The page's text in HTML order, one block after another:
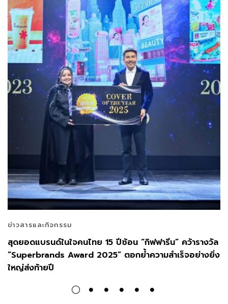
ข่าวสารและกิจกรรม
สุดยอดแบรนด์ในใจคนไทย 15 ปีซ้อน “กิฟฟารีน” คว้ารางวัล
“Superbrands Award 2025” ตอกย้ำความสำเร็จอย่างยิ่ง
ใหญ่ส่งท้ายปี